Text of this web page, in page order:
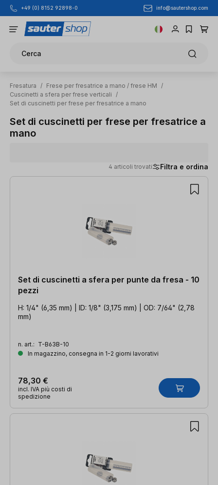
Passa al contenuto principale
+49 (0) 8152 92898-0 info@sautershop.com
Cerca
Fresatura / Frese per fresatrice a mano / frese HM
/
Cuscinetti a sfera per frese verticali
/
Set di cuscinetti per frese per fresatrice a mano
Set di cuscinetti per frese per fresatrice a
mano
4 articoli trovati Filtra e ordina
4 articoli trovati
Set di cuscinetti a sfera per punte da fresa - 10
pezzi
H: 1/4" (6,35 mm) | ID: 1/8" (3,175 mm) | OD: 7/64" (2,78
mm)
n. art.: T-B63B-10
In magazzino, consegna in 1-2 giorni lavorativi
78,30 €
incl. IVA più costi di
spedizione